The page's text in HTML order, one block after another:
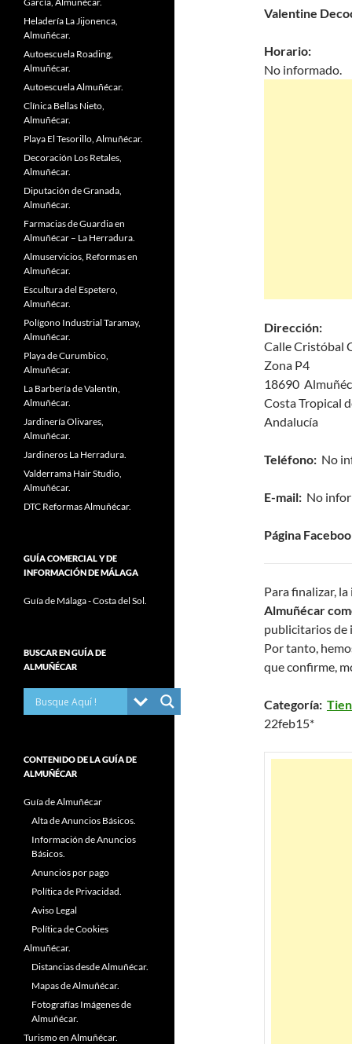
Valentine
Horario:
No informado.
Dirección:
Calle Cristóbal
Zona P4
18690
Costa Tropical
Andalucía
Teléfono: No
E-mail: No
Página
Para finalizar,
Almuñécar
publicitarios de
Por tanto,
que confirme,
Categoría:
22feb15*
Heladería La Jijonenca,
Almuñécar.
Autoescuela Roading,
Almuñécar.
Autoescuela Almuñécar.
Clínica Bellas Nieto,
Almuñécar.
Playa El Tesorillo, Almuñécar.
Decoración Los Retales,
Almuñécar.
Diputación de Granada,
Almuñécar.
Farmacias de Guardia en
Almuñécar – La Herradura.
Almuservicios, Reformas en
Almuñécar.
Escultura del Espetero,
Almuñécar.
Polígono Industrial Taramay,
Almuñécar.
Playa de Curumbico,
Almuñécar.
La Barbería de Valentín,
Almuñécar.
Jardinería Olivares,
Almuñécar.
Jardineros La Herradura.
Valderrama Hair Studio,
Almuñécar.
DTC Reformas Almuñécar.
GUÍA COMERCIAL Y DE
INFORMACIÓN DE MÁLAGA
Guía de Málaga - Costa del Sol.
BUSCAR EN GUÍA DE
ALMUÑÉCAR
CONTENIDO DE LA GUÍA DE
ALMUÑÉCAR
Guía de Almuñécar
Alta de Anuncios Básicos.
Información de Anuncios
Básicos.
Anuncios por pago
Política de Privacidad.
Aviso Legal
Política de Cookies
Almuñécar.
Distancias desde Almuñécar.
Mapas de Almuñécar.
Fotografías Imágenes de
Almuñécar.
Turismo en Almuñécar.